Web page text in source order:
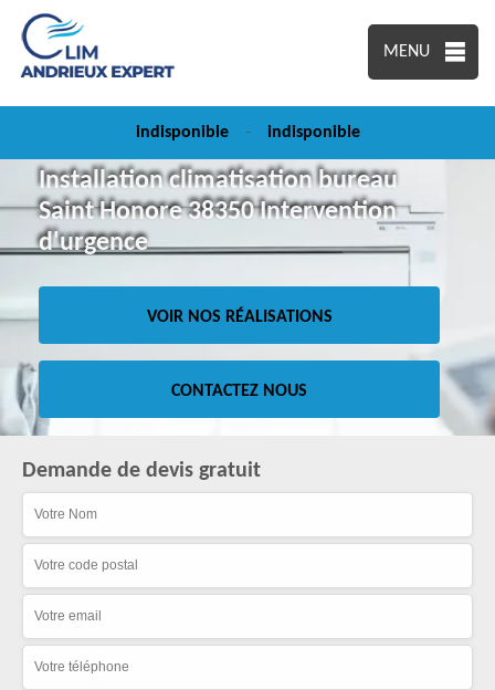
MENU
indisponible - indisponible
Installation climatisation bureau
Saint Honore 38350 Intervention
d'urgence
VOIR NOS RÉALISATIONS
CONTACTEZ NOUS
Demande de devis gratuit